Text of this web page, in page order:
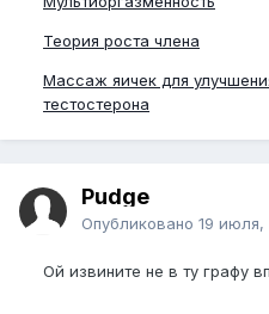
Теория роста члена
Массаж яичек для
тестостерона
Pudge
Опубликовано 19 июля,
Ой извините не в ту графу